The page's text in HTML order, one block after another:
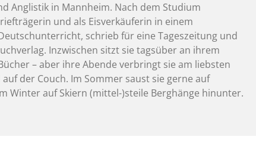
Anglistik in Mannheim. Nach dem Studium
und als Eisverkäuferin in einem
schrieb für eine Tageszeitung und
Inzwischen sitzt sie tagsüber an ihrem
– aber ihre Abende verbringt sie am liebsten
der Couch. Im Sommer saust sie gerne auf
Winter auf Skiern (mittel-)steile Berghänge hinunter.